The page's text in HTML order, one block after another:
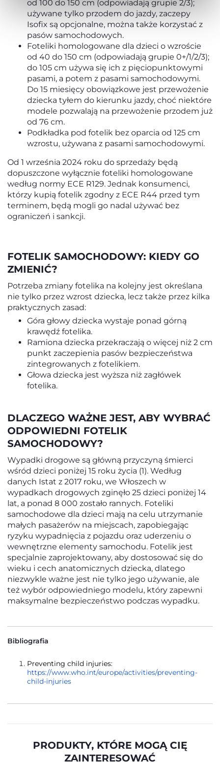
od 100 do 150 cm (odpowiadają grupie 2/3);
używane tylko przodem do jazdy, zaczepy
Isofix są opcjonalne, można także korzystać z
pasów samochodowych.
Foteliki homologowane dla dzieci o wzroście
od 40 do 150 cm (odpowiadają grupie 0+/1/2/3);
do 105 cm używa się ich z pięciopunktowymi
pasami, a potem z pasami samochodowymi.
Do 15 miesięcy obowiązkowe jest przewożenie
dziecka tyłem do kierunku jazdy, choć niektóre
modele pozwalają na przewożenie przodem już
od 76 cm.
Podkładka pod fotelik bez oparcia od 125 cm
wzrostu, używana z pasami samochodowymi.
Od 1 września 2024 roku do sprzedaży będą
dopuszczone wyłącznie foteliki homologowane
według normy ECE R129. Jednak konsumenci,
którzy kupią fotelik zgodny z ECE R44 przed tym
terminem, będą mogli go nadal używać bez
ograniczeń i sankcji.
FOTELIK SAMOCHODOWY: KIEDY GO
ZMIENIĆ?
Potrzeba zmiany fotelika na kolejny jest określana
nie tylko przez wzrost dziecka, lecz także przez kilka
praktycznych zasad:
Góra głowy dziecka wystaje ponad górną
krawędź fotelika.
Ramiona dziecka przekraczają o więcej niż 2 cm
punkt zaczepienia pasów bezpieczeństwa
zintegrowanych z fotelikiem.
Głowa dziecka jest wyższa niż zagłówek
fotelika.
DLACZEGO WAŻNE JEST, ABY WYBRAĆ
ODPOWIEDNI FOTELIK
SAMOCHODOWY?
Wypadki drogowe są główną przyczyną śmierci
wśród dzieci poniżej 15 roku życia (1). Według
danych Istat z 2017 roku, we Włoszech w
wypadkach drogowych zginęło 25 dzieci poniżej 14
lat, a ponad 8 000 zostało rannych. Foteliki
samochodowe dla dzieci mają na celu utrzymanie
małych pasażerów na miejscach, zapobiegając
ryzyku wypadnięcia z pojazdu oraz uderzeniu o
wewnętrzne elementy samochodu. Fotelik jest
specjalnie zaprojektowany, aby dostosować się do
wieku i cech anatomicznych dziecka, dlatego
niezwykle ważne jest nie tylko jego używanie, ale
też wybór odpowiedniego modelu, który zapewni
maksymalne bezpieczeństwo podczas wypadku.
Bibliografia
Preventing child injuries:
https://www.who.int/europe/activities/preventing-
child-injuries
PRODUKTY, KTÓRE MOGĄ CIĘ
ZAINTERESOWAĆ